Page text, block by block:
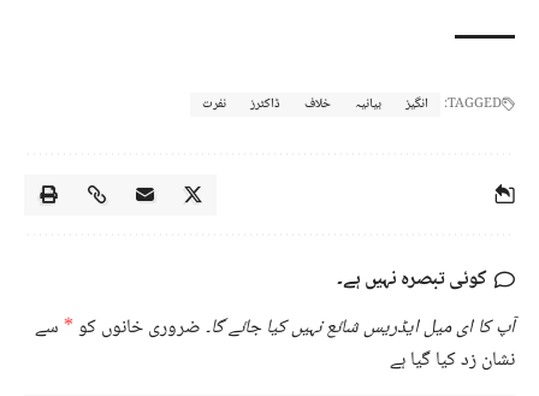
TAGGED: انگیز بیانیہ خلاف ڈاکٹرز نفرت
کوئی تبصرہ نہیں ہے۔
آپ کا ای میل ایڈریس شائع نہیں کیا جائے گا۔ضروری خانوں کو* سے
نشان زد کیا گیا ہے